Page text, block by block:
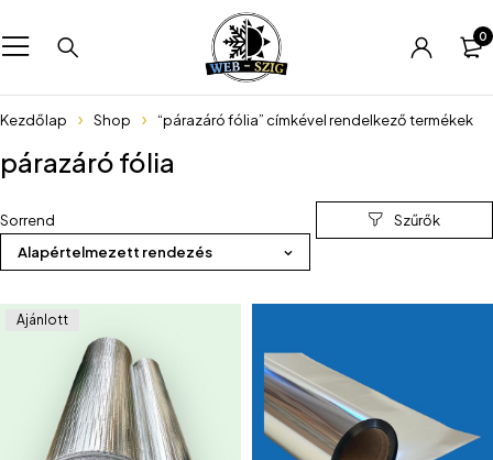
0
Kezdőlap Shop “párazáró fólia” címkével rendelkező termékek
párazáró fólia
Sorrend
Alapértelmezett rendezés
Ajánlott